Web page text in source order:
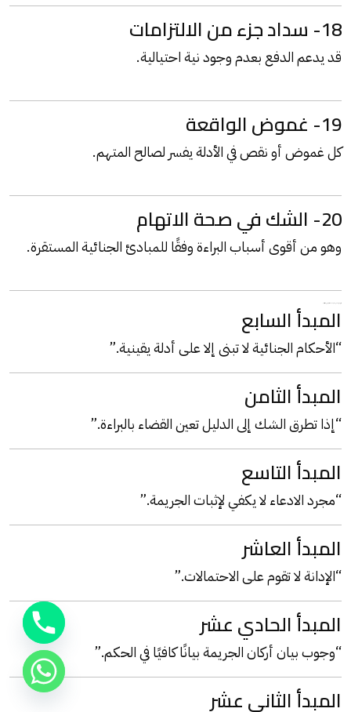
18- سداد جزء من الالتزامات
قد يدعم الدفع بعدم وجود نية احتيالية.
19- غموض الواقعة
كل غموض أو نقص في الأدلة يفسر لصالح المتهم.
20- الشك في صحة الاتهام
وهو من أقوى أسباب البراءة وفقًا للمبادئ الجنائية المستقرة.
المبدأ السابع
“الأحكام الجنائية لا تبنى إلا على أدلة يقينية.”
المبدأ الثامن
“إذا تطرق الشك إلى الدليل تعين القضاء بالبراءة.”
المبدأ التاسع
“مجرد الادعاء لا يكفي لإثبات الجريمة.”
المبدأ العاشر
“الإدانة لا تقوم على الاحتمالات.”
المبدأ الحادي عشر
“وجوب بيان أركان الجريمة بيانًا كافيًا في الحكم.”
المبدأ الثاني عشر